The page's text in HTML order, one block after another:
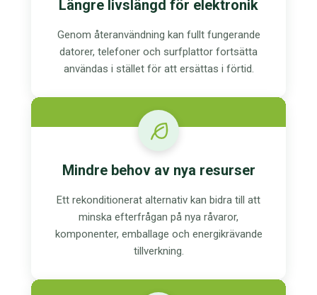
Längre livslängd för elektronik
Genom återanvändning kan fullt fungerande
datorer, telefoner och surfplattor fortsätta
användas i stället för att ersättas i förtid.
Mindre behov av nya resurser
Ett rekonditionerat alternativ kan bidra till att
minska efterfrågan på nya råvaror,
komponenter, emballage och energikrävande
tillverkning.